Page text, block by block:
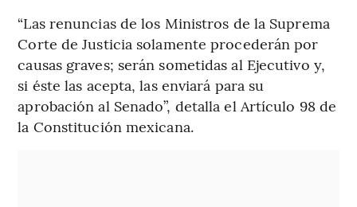
“Las renuncias de los Ministros de la Suprema
Corte de Justicia solamente procederán por
causas graves; serán sometidas al Ejecutivo y,
si éste las acepta, las enviará para su
aprobación al Senado”, detalla el Artículo 98 de
la Constitución mexicana.